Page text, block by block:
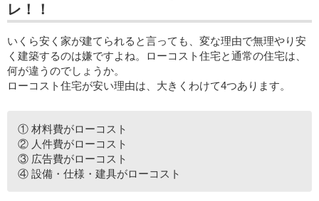
レ！！
いくら安く家が建てられると言っても、変な理由で無理やり安
く建築するのは嫌ですよね。ローコスト住宅と通常の住宅は、
何が違うのでしょうか。
ローコスト住宅が安い理由は、大きくわけて4つあります。
① 材料費がローコスト
② 人件費がローコスト
③ 広告費がローコスト
④ 設備・仕様・建具がローコスト